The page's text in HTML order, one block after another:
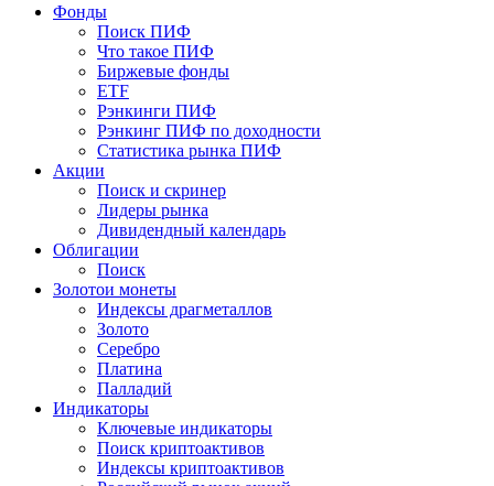
Фонды
Поиск ПИФ
Что такое ПИФ
Биржевые фонды
ETF
Рэнкинги ПИФ
Рэнкинг ПИФ по доходности
Статистика рынка ПИФ
Акции
Поиск и скринер
Лидеры рынка
Дивидендный календарь
Облигации
Поиск
Золотои монеты
Индексы драгметаллов
Золото
Серебро
Платина
Палладий
Индикаторы
Ключевые индикаторы
Поиск криптоактивов
Индексы криптоактивов